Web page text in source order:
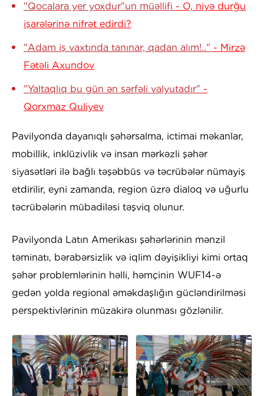
"Qocalara yer yoxdur"un müəllifi - O, niyə durğu
işarələrinə nifrət edirdi?
"Adam iş vaxtında tanınar, qadan alım!.." - Mirzə
Fətəli Axundov
"Yaltaqlıq bu gün ən sərfəli valyutadır" -
Qorxmaz Quliyev
Pavilyonda dayanıqlı şəhərsalma, ictimai məkanlar,
mobillik, inklüzivlik və insan mərkəzli şəhər
siyasətləri ilə bağlı təşəbbüs və təcrübələr nümayiş
etdirilir, eyni zamanda, region üzrə dialoq və uğurlu
təcrübələrin mübadiləsi təşviq olunur.
Pavilyonda Latın Amerikası şəhərlərinin mənzil
təminatı, bərabərsizlik və iqlim dəyişikliyi kimi ortaq
şəhər problemlərinin həlli, həmçinin WUF14-ə
gedən yolda regional əməkdaşlığın gücləndirilməsi
perspektivlərinin müzakirə olunması gözlənilir.